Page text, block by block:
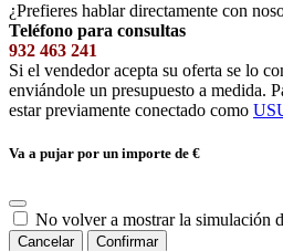
¿Prefieres hablar directamente con
Teléfono para consultas
932 463 241
Si el vendedor acepta su oferta se lo
enviándole un presupuesto a medida.
estar previamente conectado como
Va a pujar por un importe de €
No volver a mostrar la simulación
Cancelar Confirmar